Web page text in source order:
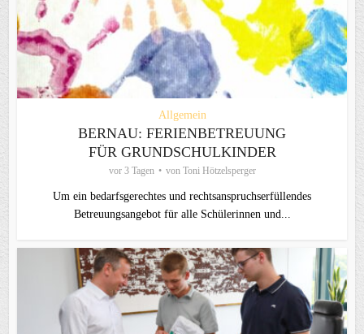
Allgemein
BERNAU: FERIENBETREUUNG
FÜR GRUNDSCHULKINDER
vor 3 Tagen von Toni Hötzelsperger
Um ein bedarfsgerechtes und rechtsanspruchserfüllendes
Betreuungsangebot für alle Schülerinnen und...